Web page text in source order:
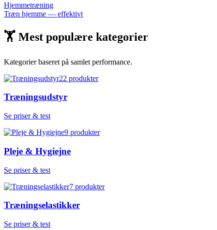
Hjemmetræning
Træn hjemme — effektivt
🏋 Mest populære kategorier
Kategorier baseret på samlet performance.
22 produkter
Træningsudstyr
Se priser & test
9 produkter
Pleje & Hygiejne
Se priser & test
7 produkter
Træningselastikker
Se priser & test